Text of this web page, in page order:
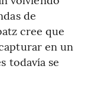
de
cree que
en un
todavía se